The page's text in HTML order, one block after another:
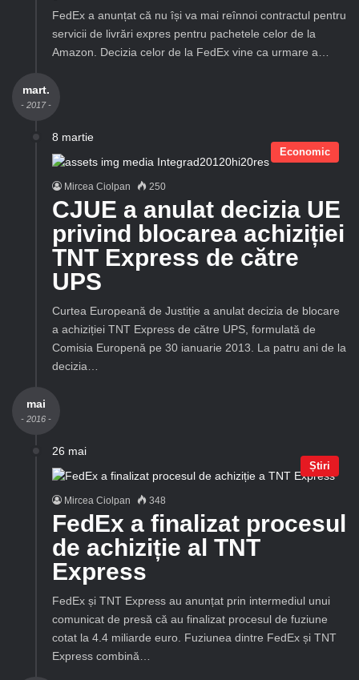
FedEx a anunțat că nu își va mai reînnoi contractul pentru
servicii de livrări expres pentru pachetele celor de la
Amazon. Decizia celor de la FedEx vine ca urmare a…
mart.
- 2017 -
8 martie
Economic
Mircea Ciolpan 250
CJUE a anulat decizia UE
privind blocarea achiziției
TNT Express de către
UPS
Curtea Europeană de Justiție a anulat decizia de blocare
a achiziției TNT Express de către UPS, formulată de
Comisia Europenă pe 30 ianuarie 2013. La patru ani de la
decizia…
mai
- 2016 -
26 mai
Știri
Mircea Ciolpan 348
FedEx a finalizat procesul
de achiziție al TNT
Express
FedEx și TNT Express au anunțat prin intermediul unui
comunicat de presă că au finalizat procesul de fuziune
cotat la 4.4 miliarde euro. Fuziunea dintre FedEx și TNT
Express combină…